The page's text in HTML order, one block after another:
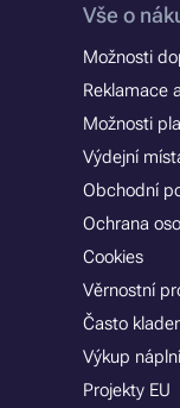
Vše o
Možnosti
Reklamace
Možnosti
Výdejní
Obchodní
Ochrana
Cookies
Věrnostní
Často
Výkup
Projekty EU